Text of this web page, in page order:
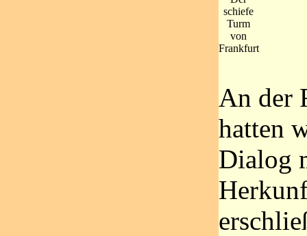
schiefe
Turm
von
Frankfurt
An der
hatten
Dialog